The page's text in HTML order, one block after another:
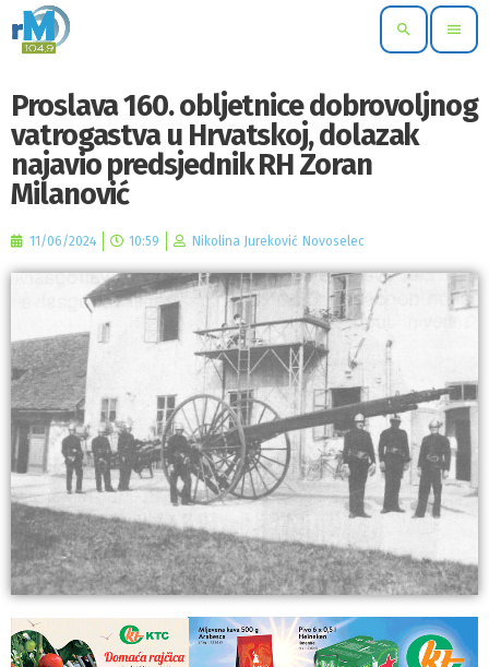
search menu
Proslava 160. obljetnice dobrovoljnog
vatrogastva u Hrvatskoj, dolazak
najavio predsjednik RH Zoran
Milanović
11/06/2024 10:59 Nikolina Jureković Novoselec